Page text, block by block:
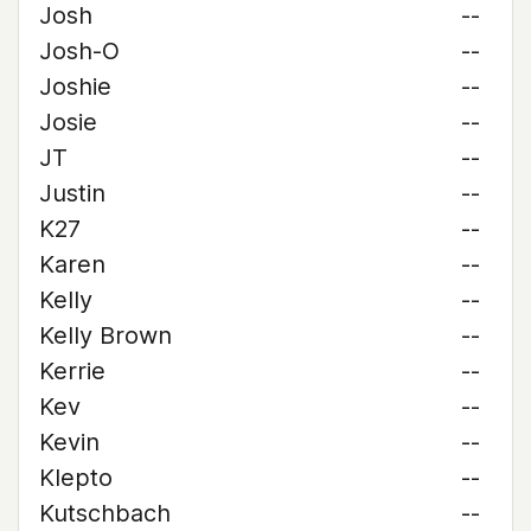
Josh
--
Josh-O
--
Joshie
--
Josie
--
JT
--
Justin
--
K27
--
Karen
--
Kelly
--
Kelly Brown
--
Kerrie
--
Kev
--
Kevin
--
Klepto
--
Kutschbach
--